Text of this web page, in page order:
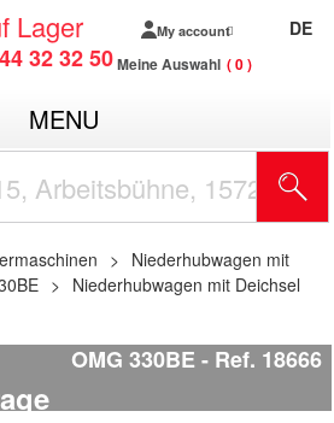
Lager
32 32 50
My account
Meine Auswahl 0
DE
MENU
Niederhubwagen mit
Niederhubwagen mit Deichsel
OMG 330BE Ref. 18666